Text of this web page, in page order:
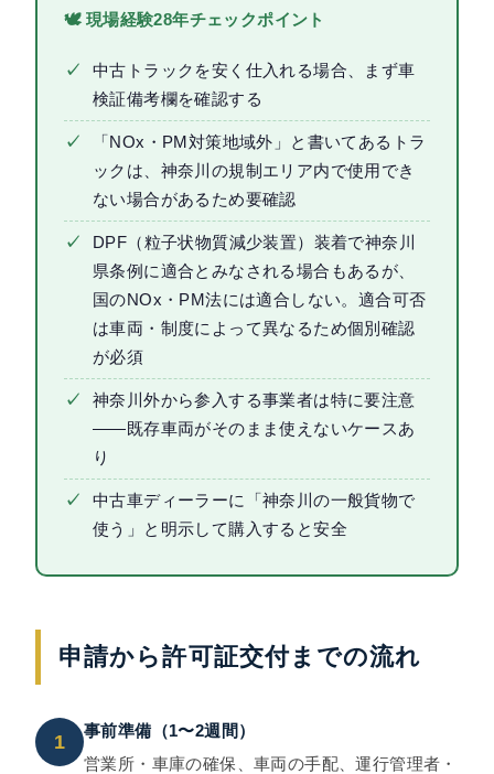
🕊 現場経験28年チェックポイント
✓
中古トラックを安く仕入れる場合、まず車
検証備考欄を確認する
✓
「NOx・PM対策地域外」と書いてあるトラ
ックは、神奈川の規制エリア内で使用でき
ない場合があるため要確認
✓
DPF（粒子状物質減少装置）装着で神奈川
県条例に適合とみなされる場合もあるが、
国のNOx・PM法には適合しない。適合可否
は車両・制度によって異なるため個別確認
が必須
✓
神奈川外から参入する事業者は特に要注意
——既存車両がそのまま使えないケースあ
り
✓
中古車ディーラーに「神奈川の一般貨物で
使う」と明示して購入すると安全
申請から許可証交付までの流れ
1 事前準備（1〜2週間）
営業所・車庫の確保、車両の手配、運行管理者・